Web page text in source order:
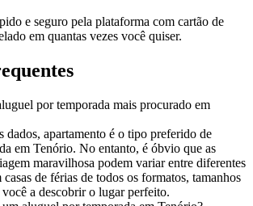
e seguro pela plataforma com cartão de
em quantas vezes você quiser.
por temporada mais procurado em
dados, apartamento é o tipo preferido de
em Tenório. No entanto, é óbvio que as
maravilhosa podem variar entre diferentes
de férias de todos os formatos, tamanhos
a descobrir o lugar perfeito.